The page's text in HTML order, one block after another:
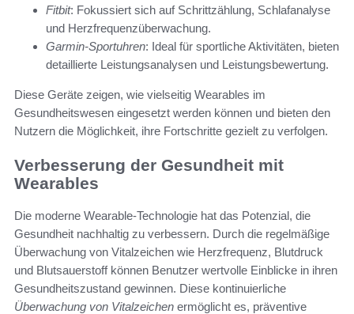
Fitbit: Fokussiert sich auf Schrittzählung, Schlafanalyse
und Herzfrequenzüberwachung.
Garmin-Sportuhren: Ideal für sportliche Aktivitäten, bieten
detaillierte Leistungsanalysen und Leistungsbewertung.
Diese Geräte zeigen, wie vielseitig Wearables im
Gesundheitswesen eingesetzt werden können und bieten den
Nutzern die Möglichkeit, ihre Fortschritte gezielt zu verfolgen.
Verbesserung der Gesundheit mit
Wearables
Die moderne Wearable-Technologie hat das Potenzial, die
Gesundheit nachhaltig zu verbessern. Durch die regelmäßige
Überwachung von Vitalzeichen wie Herzfrequenz, Blutdruck
und Blutsauerstoff können Benutzer wertvolle Einblicke in ihren
Gesundheitszustand gewinnen. Diese kontinuierliche
Überwachung von Vitalzeichen ermöglicht es, präventive